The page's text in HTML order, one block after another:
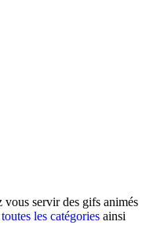
vous servir des gifs animés
toutes les catégories ainsi